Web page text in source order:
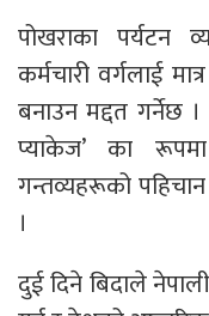
पोखराका पर्यटन
कर्मचारी वर्गलाई
बनाउन मद्दत गर्नेछ
प्याकेज’ का
गन्तव्यहरूको
।
दुई दिने बिदाले